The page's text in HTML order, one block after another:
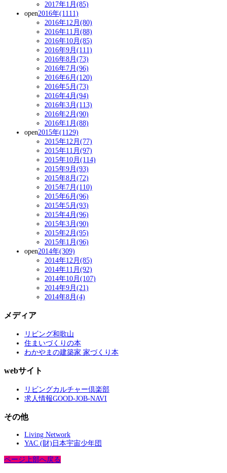
2017年1月(85)
open2016年(1111)
2016年12月(80)
2016年11月(88)
2016年10月(85)
2016年9月(111)
2016年8月(73)
2016年7月(96)
2016年6月(120)
2016年5月(73)
2016年4月(94)
2016年3月(113)
2016年2月(90)
2016年1月(88)
open2015年(1129)
2015年12月(77)
2015年11月(97)
2015年10月(114)
2015年9月(93)
2015年8月(72)
2015年7月(110)
2015年6月(96)
2015年5月(93)
2015年4月(96)
2015年3月(90)
2015年2月(95)
2015年1月(96)
open2014年(309)
2014年12月(85)
2014年11月(92)
2014年10月(107)
2014年9月(21)
2014年8月(4)
メディア
リビング和歌山
住まいづくりの本
わかやまの建築家 家づくり本
webサイト
リビングカルチャー倶楽部
求人情報GOOD-JOB-NAVI
その他
Living Network
YAC (財)日本宇宙少年団
ページ上部へ戻る